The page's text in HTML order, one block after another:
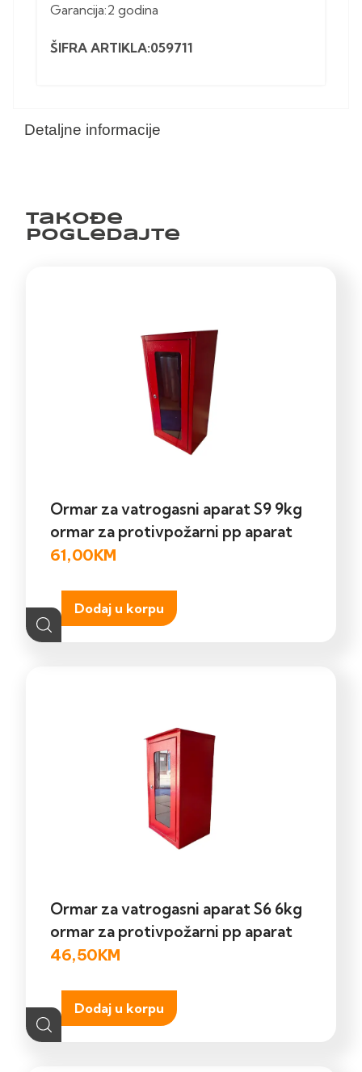
Detaljne informacije
Garancija:2 godina
ŠIFRA ARTIKLA:059711
Takođe
pogledajte
Ormar za vatrogasni aparat S9 9kg
ormar za protivpožarni pp aparat
61,00KM
Dodaj u korpu
Ormar za vatrogasni aparat S6 6kg
ormar za protivpožarni pp aparat
46,50KM
Dodaj u korpu